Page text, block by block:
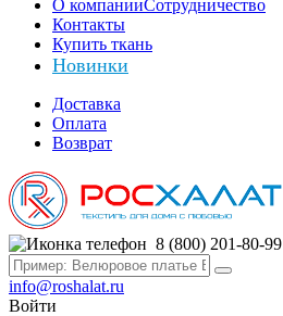
О компанииСотрудничество
Контакты
Купить ткань
Новинки
Доставка
Оплата
Возврат
8 (800) 201-80-99
info@roshalat.ru
Войти